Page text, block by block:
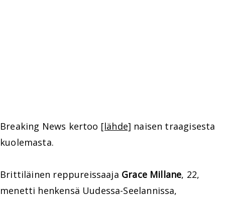
Breaking News kertoo [lähde] naisen traagisesta
kuolemasta.
Brittiläinen reppureissaaja Grace Millane, 22,
menetti henkensä Uudessa-Seelannissa,